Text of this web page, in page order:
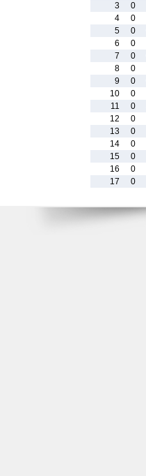
3
0
4
0
5
0
6
0
7
0
8
0
9
0
10
0
11
0
12
0
13
0
14
0
15
0
16
0
17
0